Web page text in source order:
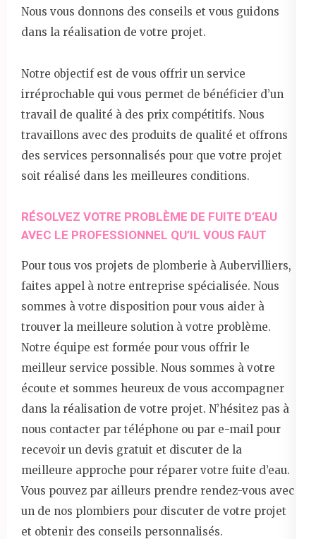
Nous vous donnons des conseils et vous guidons
dans la réalisation de votre projet.
Notre objectif est de vous offrir un service
irréprochable qui vous permet de bénéficier d’un
travail de qualité à des prix compétitifs. Nous
travaillons avec des produits de qualité et offrons
des services personnalisés pour que votre projet
soit réalisé dans les meilleures conditions.
RÉSOLVEZ VOTRE PROBLÈME DE FUITE D’EAU
AVEC LE PROFESSIONNEL QU’IL VOUS FAUT
Pour tous vos projets de plomberie à Aubervilliers,
faites appel à notre entreprise spécialisée. Nous
sommes à votre disposition pour vous aider à
trouver la meilleure solution à votre problème.
Notre équipe est formée pour vous offrir le
meilleur service possible. Nous sommes à votre
écoute et sommes heureux de vous accompagner
dans la réalisation de votre projet. N’hésitez pas à
nous contacter par téléphone ou par e-mail pour
recevoir un devis gratuit et discuter de la
meilleure approche pour réparer votre fuite d’eau.
Vous pouvez par ailleurs prendre rendez-vous avec
un de nos plombiers pour discuter de votre projet
et obtenir des conseils personnalisés.